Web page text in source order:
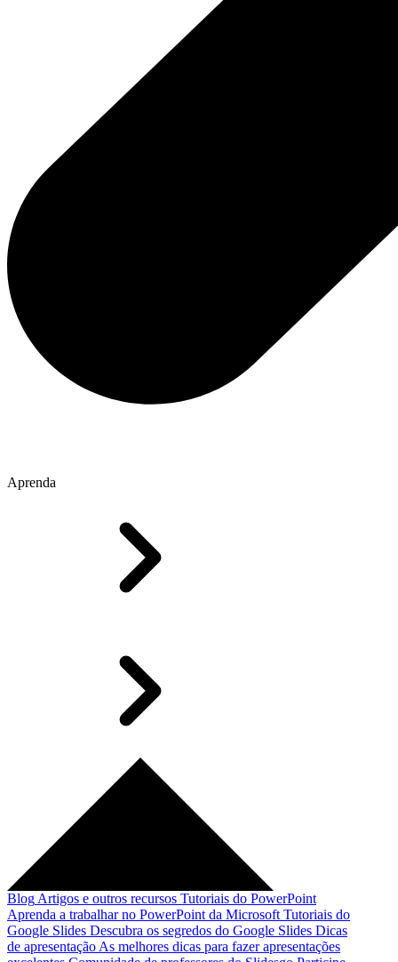
Aprenda
Blog Artigos e outros recursos Tutoriais do PowerPoint
Aprenda a trabalhar no PowerPoint da Microsoft Tutoriais do
Google Slides Descubra os segredos do Google Slides Dicas
de apresentação As melhores dicas para fazer apresentações